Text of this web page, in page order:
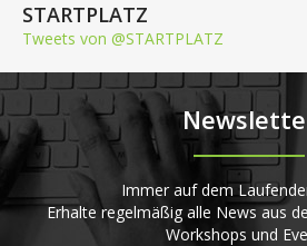
STARTPLATZ
Tweets von @STARTPLATZ
Immer auf dem
Erhalte regelmäßig alle News aus
Workshops und